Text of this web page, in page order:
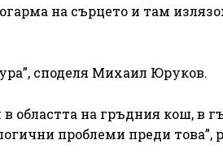
на сърцето и там
споделя Михаил Юруков.
областта на гръдния кош, в
проблеми преди това”,